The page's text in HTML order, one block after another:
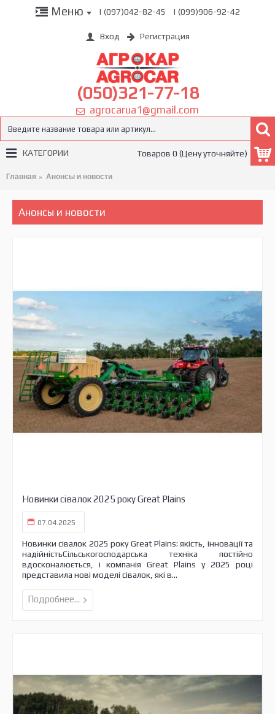
Меню | (097)042-82-45 | (099)906-92-42
Вход Регистрация
(050)321-77-18
agrocarua1@gmail.com
Товаров 0 (Цену уточняйте)
КАТЕГОРИИ
Главная Анонсы и новости
Анонсы и новости
Новинки сівалок 2025 року Great Plains
07.04.2025
Новинки сівалок 2025 року Great Plains: якість, інновації та
надійністьСільськогосподарська техніка постійно
вдосконалюється, і компанія Great Plains у 2025 році
представила нові моделі сівалок, які в...
Подробнее...